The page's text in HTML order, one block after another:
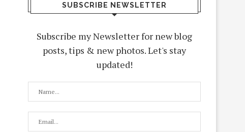
SUBSCRIBE NEWSLETTER
Subscribe my Newsletter for new blog
posts, tips & new photos. Let's stay
updated!